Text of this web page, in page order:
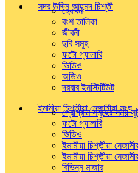
সদর উদ্দিন আহ্‌মদ চিশ্‌তী
হেরাবন
বংশ তালিকা
জীবনী
ছবি সমূহ
ফটো গ্যালারি
ভিডিও
অডিও
দরবার ইনস্টিটিউট
ইমামীয়া চিশ্‌তীয়া নেজামীয়া সংঘ
প্রোগ্রাম সমূহের সময়
ফটো গ্যালারি
ভিডিও
ইমামীয়া চিশ্‌তীয়া
ইমামীয়া চিশ্‌তীয়া
বিভিন্ন মাজার